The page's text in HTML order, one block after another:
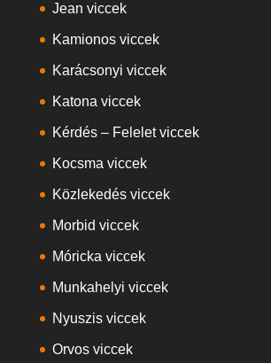
Jean viccek
Kamionos viccek
Karácsonyi viccek
Katona viccek
Kérdés – Felelet viccek
Kocsma viccek
Közlekedés viccek
Morbid viccek
Móricka viccek
Munkahelyi viccek
Nyuszis viccek
Orvos viccek